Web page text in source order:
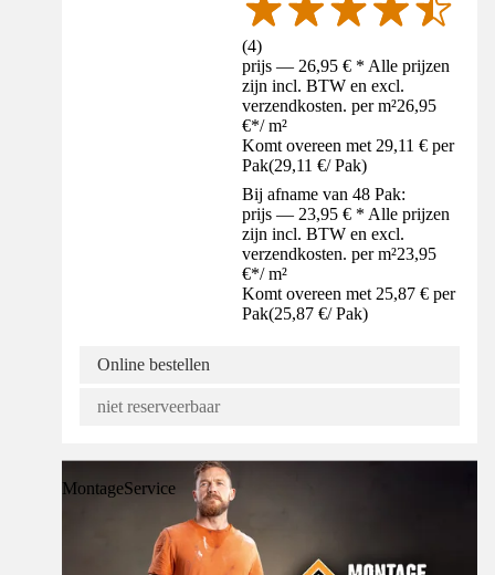
(4)
prijs — 26,95 € * Alle prijzen
zijn incl. BTW en excl.
verzendkosten. per m²26,95
€*/ m²
Komt overeen met 29,11 € per
Pak(29,11 €/ Pak)
Bij afname van 48 Pak:
prijs — 23,95 € * Alle prijzen
zijn incl. BTW en excl.
verzendkosten. per m²23,95
€*/ m²
Komt overeen met 25,87 € per
Pak(25,87 €/ Pak)
Online bestellen
niet reserveerbaar
MontageService